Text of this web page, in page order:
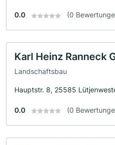
0.0 (0
Karl Heinz Ranneck
Landschaftsbau
Hauptstr. 8, 25585
0.0 (0